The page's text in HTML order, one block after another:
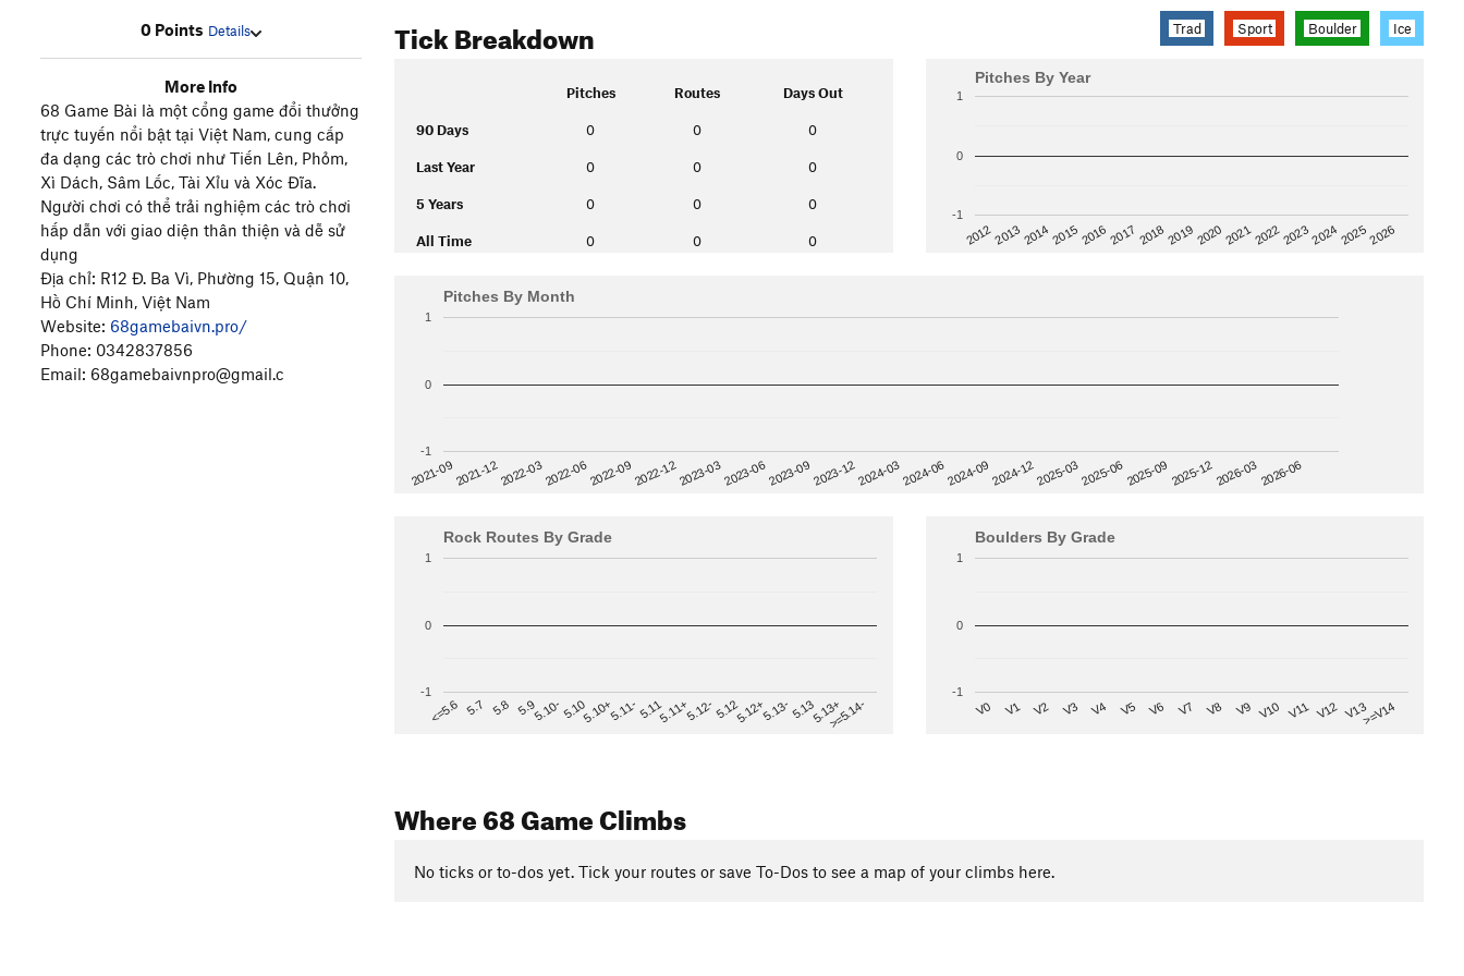
0 Points Details
More Info
68 Game Bài là một cổng game đổi thưởng
trực tuyến nổi bật tại Việt Nam, cung cấp
đa dạng các trò chơi như Tiến Lên, Phỏm,
Xì Dách, Sâm Lốc, Tài Xỉu và Xóc Đĩa.
Người chơi có thể trải nghiệm các trò chơi
hấp dẫn với giao diện thân thiện và dễ sử
dụng
Địa chỉ: R12 Đ. Ba Vì, Phường 15, Quận 10,
Hồ Chí Minh, Việt Nam
Website: 68gamebaivn.pro/
Phone: 0342837856
Email: 68gamebaivnpro@gmail.c
Tick Breakdown Trad Sport Boulder Ice
Pitches Routes Days Out
90 Days 0 0 0
Last Year 0 0 0
5 Years 0 0 0
All Time 0 0 0
Pitches By Year
201220132014201520162017 201820192020202120222023202420252026
-1
0
1
Pitches By Month
2021-092021-122022-032022-062022-092022-122023-032023-062023-092023-122024-032024-062024-092024-122025-032025-062025-092025-122026-032026-06
-1
0
1
Rock Routes By Grade
<=5.6 5.7 5.8 5.95.10-5.105.10+5.11-5.115.11+5.12-5.125.12+5.13-5.135.13+>=5.14-
-1
0
1
Boulders By Grade
V0 V1 V2 V3 V4 V5 V6 V7 V8 V9 V10 V11 V12 V13>=V14
-1
0
1
Where 68 Game Climbs
No ticks or to-dos yet. Tick your routes or save To-Dos to see a map of your climbs here.